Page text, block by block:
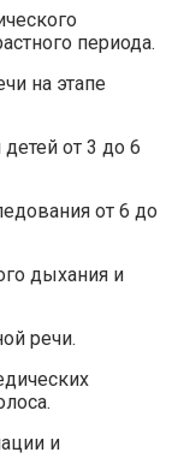
периода.
на этапе
от 3 до 6
от 6 до
дыхания и
речи.
и